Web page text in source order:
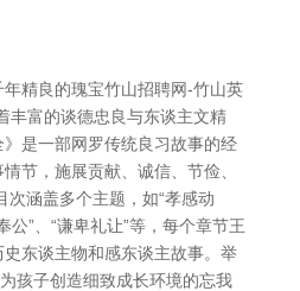
精良的瑰宝竹山招聘网-竹山英
丰富的谈德忠良与东谈主文精
是一部网罗传统良习故事的经
节，施展贡献、诚信、节俭、
次涵盖多个主题，如“孝感动
公”、“谦卑礼让”等，每个章节王
东谈主物和感东谈主故事。举
孩子创造细致成长环境的忘我